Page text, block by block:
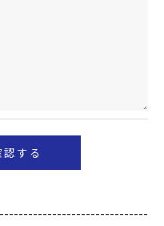
開示･訂正･削除・利